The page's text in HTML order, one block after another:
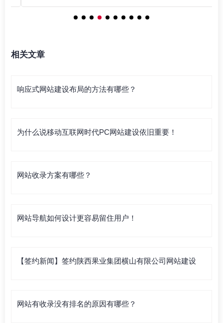
相关文章
响应式网站建设布局的方法有哪些？
为什么说移动互联网时代PC网站建设依旧重要！
网站收录方案有哪些？
网站导航如何设计更容易留住用户！
【签约新闻】签约陕西果业集团横山有限公司网站建设
网站有收录没有排名的原因有哪些？